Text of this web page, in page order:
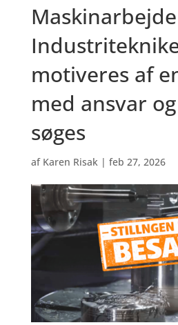
motiveres af
med ansvar
søges
af Karen Risak| feb 27, 2026